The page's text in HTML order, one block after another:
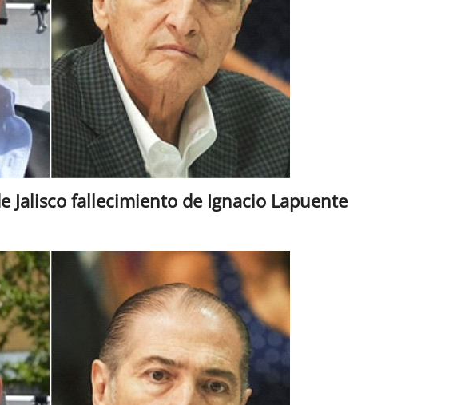
Jalisco fallecimiento de Ignacio Lapuente